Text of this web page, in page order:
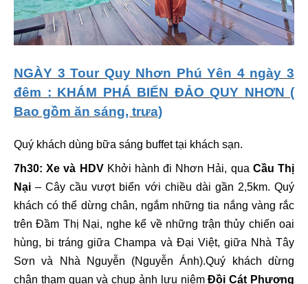
NGÀY 3 Tour Quy Nhơn Phú Yên 4 ngày 3
đêm : KHÁM PHÁ BIỂN ĐẢO QUY NHƠN (
Bao gồm ăn sáng, trưa)
Quý khách dùng bữa sáng buffet tại khách sạn.
7h30: Xe và HDVKhởi hành đi Nhơn Hải, qua Cầu Thị
Nại – Cây cầu vượt biển với chiều dài gần 2,5km. Quý
khách có thể dừng chân, ngắm những tia nắng vàng rắc
trên Đầm Thị Nại, nghe kể về những trận thủy chiến oai
hùng, bi tráng giữa Champa và Đại Việt, giữa Nhà Tây
Sơn và Nhà Nguyễn (Nguyễn Ánh).Quý khách dừng
chân tham quan và chụp ảnh lưu niệmĐồi Cát Phương